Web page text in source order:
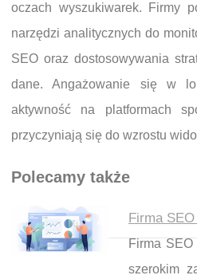
oczach wyszukiwarek. Firmy
narzędzi analitycznych do
SEO oraz dostosowywania
dane. Angażowanie się w
aktywność na platformach
przyczyniają się do wzrostu
Polecamy także
Firma
Firma
szerokim
Nawigacja wpisu